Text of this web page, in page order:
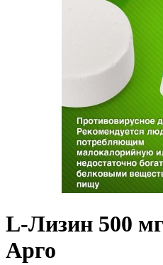
L-Лизин 500
Арго